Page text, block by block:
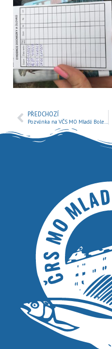
PŘEDCHOZÍ
Pozvánka na VČS MO Mladá Boleslav